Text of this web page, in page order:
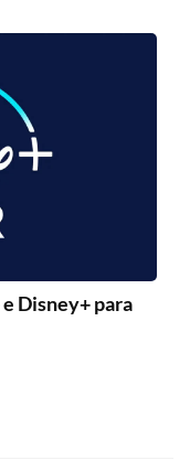
Disney+ para